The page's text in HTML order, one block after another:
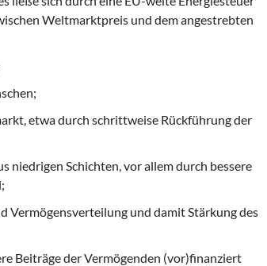
Weltmarktpreis und dem angestrebten
etwa durch schrittweise Rückführung der
niedrigen Schichten, vor allem durch bessere
Vermögensverteilung und damit Stärkung des
Beiträge der Vermögenden (vor)finanziert